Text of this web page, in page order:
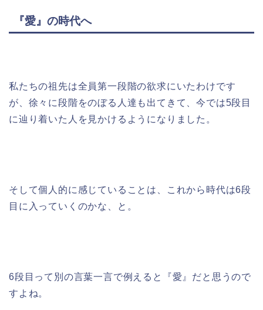
『愛』の時代へ
私たちの祖先は全員第一段階の欲求にいたわけです
が、徐々に段階をのぼる人達も出てきて、今では5段目
に辿り着いた人を見かけるようになりました。
そして個人的に感じていることは、これから時代は6段
目に入っていくのかな、と。
6段目って別の言葉一言で例えると『愛』だと思うので
すよね。